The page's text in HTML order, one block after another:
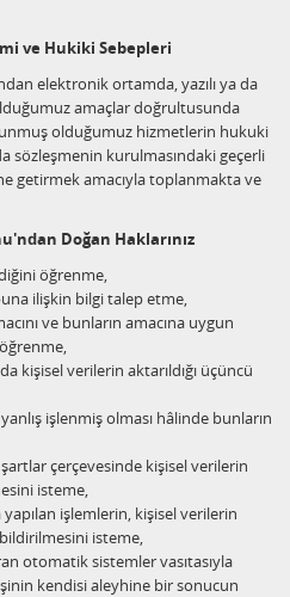
ve Hukiki Sebepleri
elektronik ortamda, yazılı ya da
amaçlar doğrultusunda
olduğumuz hizmetlerin hukuki
sözleşmenin kurulmasındaki geçerli
getirmek amacıyla toplanmakta ve
Doğan Haklarınız
öğrenme,
ilişkin bilgi talep etme,
ve bunların amacına uygun
öğrenme,
kişisel verilerin aktarıldığı üçüncü
işlenmiş olması hâlinde bunların
çerçevesinde kişisel verilerin
isteme,
işlemlerin, kişisel verilerin
bildirilmesini isteme,
otomatik sistemler vasıtasıyla
kendisi aleyhine bir sonucun